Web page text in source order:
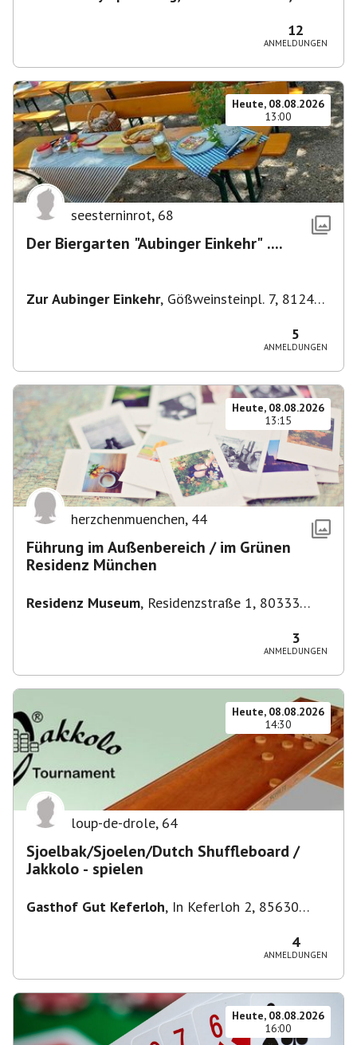
12
ANMELDUNGEN
Heute, 08.08.2026
13:00
seesterninrot, 68
Der Biergarten "Aubinger Einkehr" ....
Zur Aubinger Einkehr, Gößweinsteinpl. 7, 81249
5
ANMELDUNGEN
Heute, 08.08.2026
13:15
herzchenmuenchen, 44
Führung im Außenbereich / im Grünen
Residenz München
Residenz Museum, Residenzstraße 1, 80333
3
ANMELDUNGEN
Heute, 08.08.2026
14:30
loup-de-drole, 64
Sjoelbak/Sjoelen/Dutch Shuffleboard /
Jakkolo - spielen
Gasthof Gut Keferloh, In Keferloh 2, 85630
4
ANMELDUNGEN
Heute, 08.08.2026
16:00